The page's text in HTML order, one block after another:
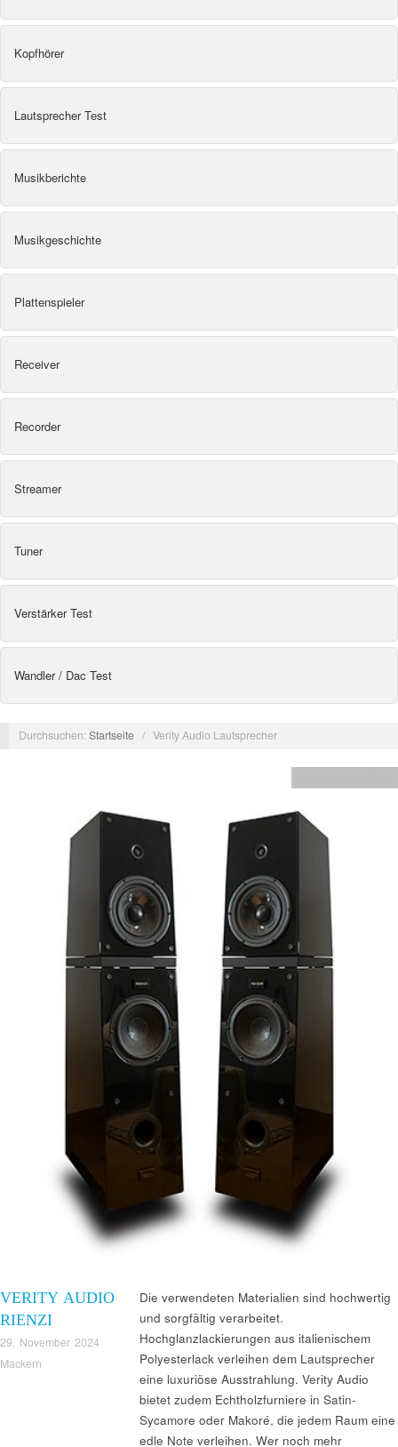
Kopfhörer
Lautsprecher Test
Musikberichte
Musikgeschichte
Plattenspieler
Receiver
Recorder
Streamer
Tuner
Verstärker Test
Wandler / Dac Test
Durchsuchen:Startseite / Verity Audio Lautsprecher
VERITY AUDIO
RIENZI
29. November 2024
Mackern
Die verwendeten Materialien sind hochwertig
und sorgfältig verarbeitet.
Hochglanzlackierungen aus italienischem
Polyesterlack verleihen dem Lautsprecher
eine luxuriöse Ausstrahlung. Verity Audio
bietet zudem Echtholzfurniere in Satin-
Sycamore oder Makoré, die jedem Raum eine
edle Note verleihen. Wer noch mehr